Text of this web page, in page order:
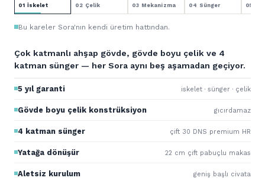
Çok katmanlı ahşap gövde, gövde boyu çelik ve 4
katman sünger — her Sora aynı beş aşamadan geçiyor.
5 yıl garanti iskelet · sünger · çelik
Gövde boyu çelik konstrüksiyon gıcırdamaz
4 katman sünger çift 30 DNS premium HR
Yatağa dönüşür 22 cm çift pabuçlu makas
Aletsiz kurulum geniş başlı civata
01 İskelet 02 Çelik 03 Mekanizma 04 Sünger 05 Kol
Bu kareler Sora'nın kendi üretim hattından.